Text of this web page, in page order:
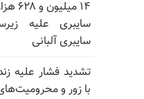
سایبری علیه
سایبری آلبانی
تشدید فشار علیه
با زور و